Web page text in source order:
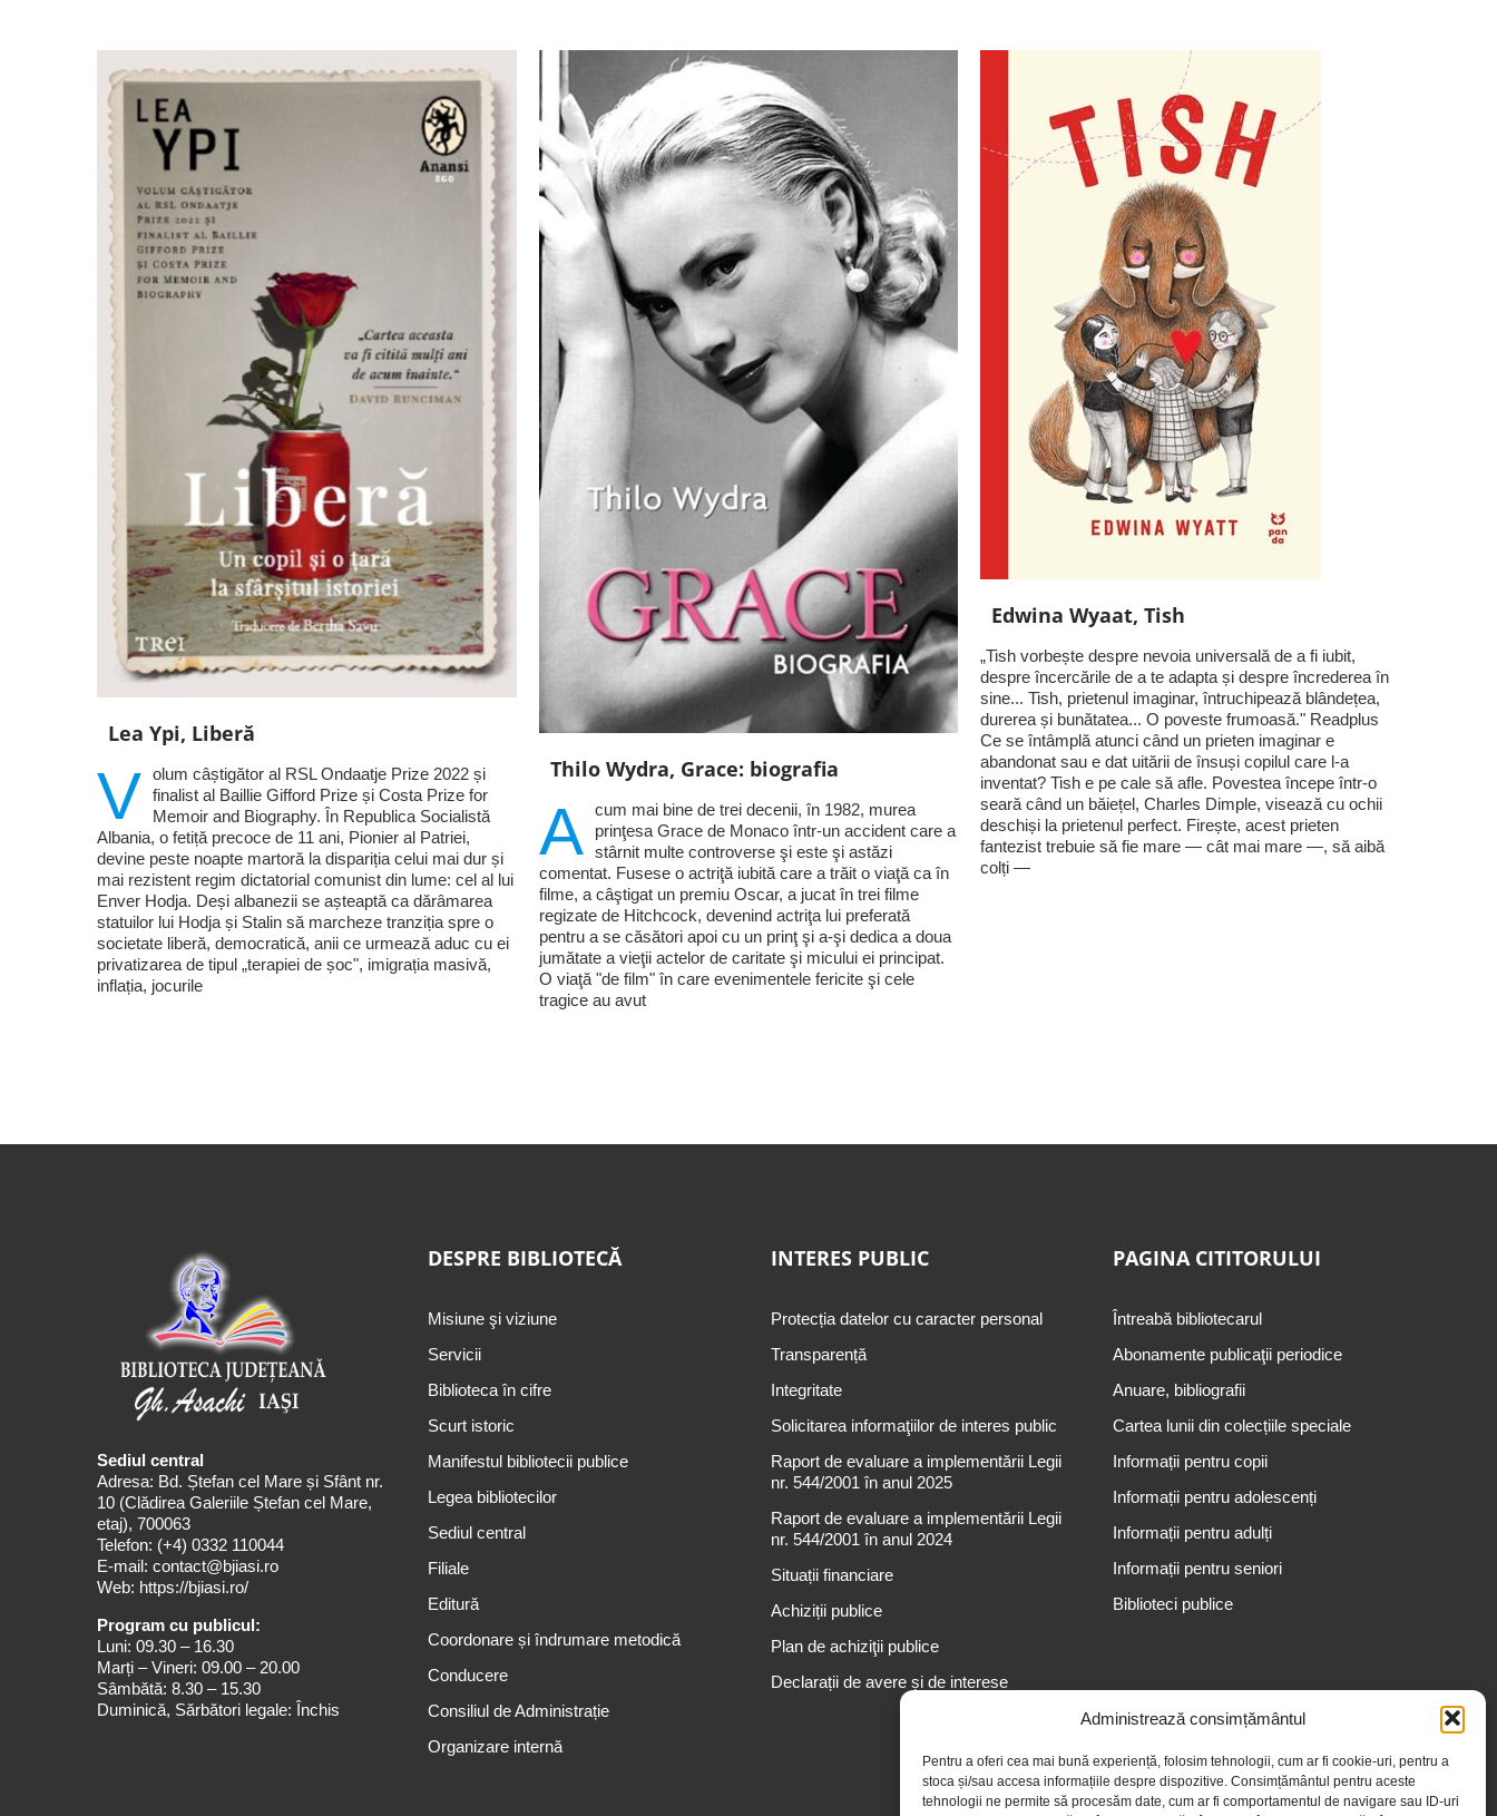
Administrează consimțământul
Pentru a oferi cea mai bună experiență, folosim tehnologii, cum ar fi cookie-uri, pentru a
stoca și/sau accesa informațiile despre dispozitive. Consimțământul pentru aceste
tehnologii ne permite să procesăm date, cum ar fi comportamentul de navigare sau ID-uri
Lea Ypi, Liberă
V olum câștigător al RSL Ondaatje Prize 2022 și
finalist al Baillie Gifford Prize și Costa Prize for
Memoir and Biography. În Republica Socialistă
Albania, o fetiță precoce de 11 ani, Pionier al Patriei,
devine peste noapte martoră la dispariția celui mai dur și
mai rezistent regim dictatorial comunist din lume: cel al lui
Enver Hodja. Deși albanezii se așteaptă ca dărâmarea
statuilor lui Hodja și Stalin să marcheze tranziția spre o
societate liberă, democratică, anii ce urmează aduc cu ei
privatizarea de tipul „terapiei de șoc", imigrația masivă,
inflația, jocurile
Thilo Wydra, Grace: biografia
A
cum mai bine de trei decenii, în 1982, murea
prinţesa Grace de Monaco într-un accident care a
stârnit multe controverse şi este şi astăzi
comentat. Fusese o actriţă iubită care a trăit o viaţă ca în
filme, a câştigat un premiu Oscar, a jucat în trei filme
regizate de Hitchcock, devenind actriţa lui preferată
pentru a se căsători apoi cu un prinţ şi a-şi dedica a doua
jumătate a vieţii actelor de caritate şi micului ei principat.
O viaţă "de film" în care evenimentele fericite şi cele
tragice au avut
Edwina Wyaat, Tish
„Tish vorbește despre nevoia universală de a fi iubit,
despre încercările de a te adapta și despre încrederea în
sine... Tish, prietenul imaginar, întruchipează blândețea,
durerea și bunătatea... O poveste frumoasă." Readplus
Ce se întâmplă atunci când un prieten imaginar e
abandonat sau e dat uitării de însuși copilul care l-a
inventat? Tish e pe cale să afle. Povestea începe într-o
seară când un băiețel, Charles Dimple, visează cu ochii
deschiși la prietenul perfect. Firește, acest prieten
fantezist trebuie să fie mare — cât mai mare —, să aibă
colți —
Sediul central
Adresa: Bd. Ștefan cel Mare și Sfânt nr.
10 (Clădirea Galeriile Ștefan cel Mare,
etaj), 700063
Telefon: (+4) 0332 110044
E-mail: contact@bjiasi.ro
Web: https://bjiasi.ro/
Program cu publicul:
Luni: 09.30 – 16.30
Marți – Vineri: 09.00 – 20.00
Sâmbătă: 8.30 – 15.30
Duminică, Sărbători legale: Închis
DESPRE BIBLIOTECĂ
Misiune şi viziune
Servicii
Biblioteca în cifre
Scurt istoric
Manifestul bibliotecii publice
Legea bibliotecilor
Sediul central
Filiale
Editură
Coordonare și îndrumare metodică
Conducere
Consiliul de Administrație
Organizare internă
INTERES PUBLIC
Protecția datelor cu caracter personal
Transparență
Integritate
Solicitarea informaţiilor de interes public
Raport de evaluare a implementării Legii
nr. 544/2001 în anul 2025
Raport de evaluare a implementării Legii
nr. 544/2001 în anul 2024
Situații financiare
Achiziții publice
Plan de achiziţii publice
Declarații de avere și de interese
PAGINA CITITORULUI
Întreabă bibliotecarul
Abonamente publicaţii periodice
Anuare, bibliografii
Cartea lunii din colecțiile speciale
Informații pentru copii
Informații pentru adolescenți
Informații pentru adulți
Informații pentru seniori
Biblioteci publice